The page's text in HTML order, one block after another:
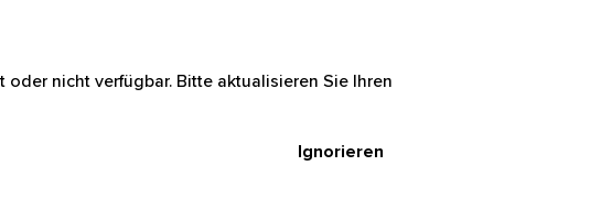
nicht verfügbar. Bitte aktualisieren Sie Ihren
Ignorieren